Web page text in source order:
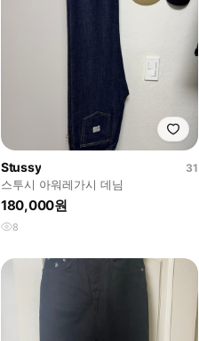
Stussy
31
스투시 아워레가시 데님
180,000원
8